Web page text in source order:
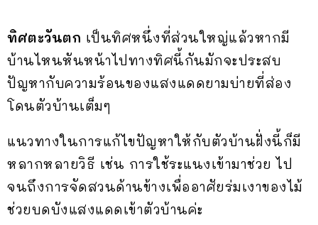
ทิศตะวันตก เป็นทิศหนึ่งที่ส่วนใหญ่แล้วหากมี
บ้านไหนหันหน้าไปทางทิศนี้กันมักจะประสบ
ปัญหากับความร้อนของแสงแดดยามบ่ายที่ส่อง
โดนตัวบ้านเต็มๆ
แนวทางในการแก้ไขปัญหาให้กับตัวบ้านฝั่งนี้ก็มี
หลากหลายวิธี เช่น การใช้ระแนงเข้ามาช่วย ไป
จนถึงการจัดสวนด้านข้างเพื่ออาศัยร่มเงาของไม้
ช่วยบดบังแสงแดดเข้าตัวบ้านค่ะ